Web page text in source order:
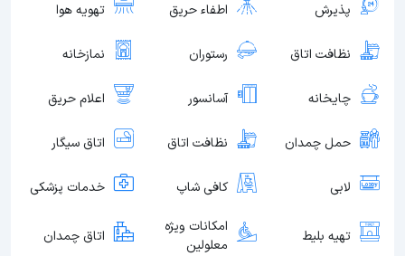
پذیرش اطفاء حریق تهویه هوا
نظافت اتاق رستوران نمازخانه
چایخانه آسانسور اعلام حریق
حمل چمدان نظافت اتاق اتاق سیگار
لابی کافی شاپ خدمات پزشکی
تهیه بلیط
امکانات ویژه
معلولین
اتاق چمدان